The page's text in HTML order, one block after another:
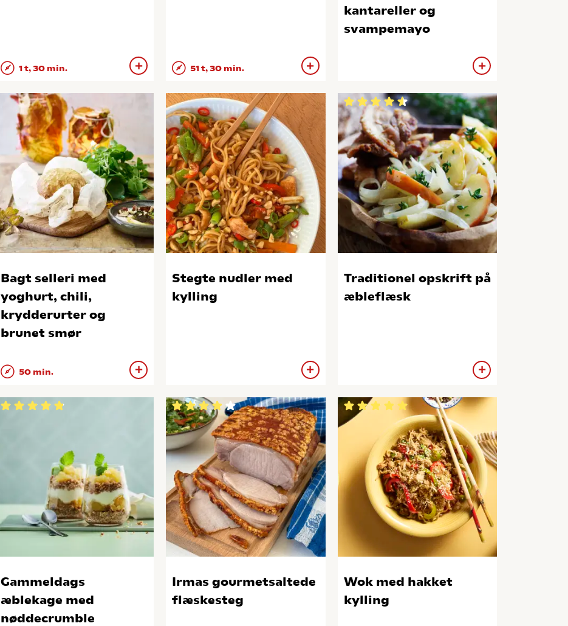
1 t, 30 min. 51 t, 30 min.
kantareller og
svampemayo
Bagt selleri med
yoghurt, chili,
krydderurter og
brunet smør
50 min.
Stegte nudler med
kylling
Traditionel opskrift på
æbleflæsk
Gammeldags
æblekage med
nøddecrumble
Irmas gourmetsaltede
flæskesteg
Wok med hakket
kylling